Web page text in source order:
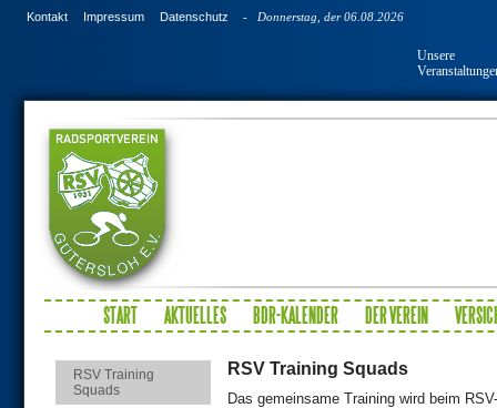
Kontakt Impressum Datenschutz - Donnerstag, der 06.08.2026
Unsere
START AKTUELLES BDR-KALENDER DER VEREIN
RSV Training
Squads
RSV Training Squads
Das gemeinsame Training wird beim